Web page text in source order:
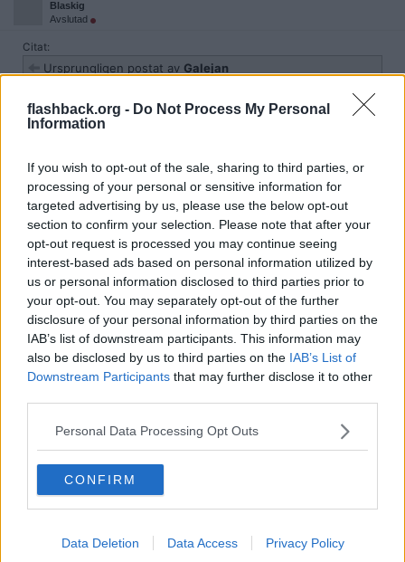
flashback.org - Do Not Process My Personal
Information
If you wish to opt-out of the sale, sharing to third parties, or
processing of your personal or sensitive information for
targeted advertising by us, please use the below opt-out
section to confirm your selection. Please note that after your
opt-out request is processed you may continue seeing
interest-based ads based on personal information utilized by
us or personal information disclosed to third parties prior to
your opt-out. You may separately opt-out of the further
disclosure of your personal information by third parties on the
IAB’s list of downstream participants. This information may
also be disclosed by us to third parties on the IAB’s List of
Downstream Participants that may further disclose it to other
Personal Data Processing Opt Outs
CONFIRM
Data Deletion Data Access Privacy Policy
Blaskig
Avslutad
Citat:
Ursprungligen postat av Galejan
skiljer sig detta från vad ryssarna gjorde för två år sedan?
Russofober behöver inte svara.
Detta är en attack mot en angripare i enlighet med det krig
ryssland startat. Det är så det skiljer sig.
2024-08-07, 18:42
Blomsterklet
Medlem
Ännu ett meningslöst PR-stunt precis som förra gången. Kommer
leda till massvis med döda ukrainare och förstörd utrustning bara
för en kortlivad seger i MSM.
Inlägg: 1 412
Ursprungligen postat avGalejan
av rysk mark? Med västerländska vapen och fordon? Hur
skiljer sig detta från vad ryssarna gjorde för två år sedan?